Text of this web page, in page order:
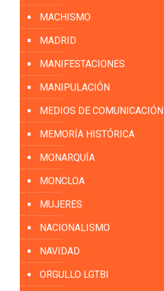
MACHISMO
MADRID
MANIFESTACIONES
MANIPULACIÓN
MEDIOS DE COMUNICACIÓN
MEMORÍA HISTÓRICA
MONARQUÍA
MONCLOA
MUJERES
NACIONALISMO
NAVIDAD
ORGULLO LGTBI